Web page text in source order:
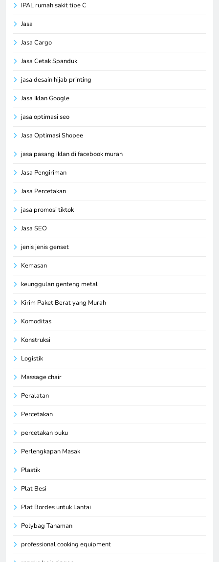
IPAL rumah sakit tipe C
Jasa
Jasa Cargo
Jasa Cetak Spanduk
jasa desain hijab printing
Jasa Iklan Google
jasa optimasi seo
Jasa Optimasi Shopee
jasa pasang iklan di facebook murah
Jasa Pengiriman
Jasa Percetakan
jasa promosi tiktok
Jasa SEO
jenis jenis genset
Kemasan
keunggulan genteng metal
Kirim Paket Berat yang Murah
Komoditas
Konstruksi
Logistik
Massage chair
Peralatan
Percetakan
percetakan buku
Perlengkapan Masak
Plastik
Plat Besi
Plat Bordes untuk Lantai
Polybag Tanaman
professional cooking equipment